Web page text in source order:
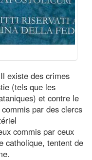
existe des crimes
(tels que les
et contre le
par des clercs
commis par ceux
catholique, tentent de